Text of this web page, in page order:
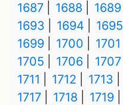
1687
1688 1689
1693
1694 1695
1699
1700 1701
1705
1706 1707
1711
1712 1713
1717
1718 1719